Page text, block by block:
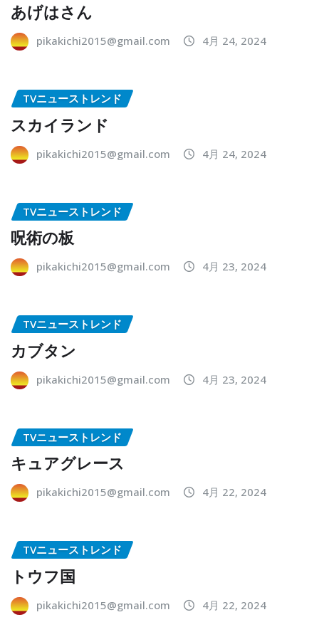
あげはさん
pikakichi2015@gmail.com 4月 24, 2024
TVニューストレンド
スカイランド
pikakichi2015@gmail.com 4月 24, 2024
TVニューストレンド
呪術の板
pikakichi2015@gmail.com 4月 23, 2024
TVニューストレンド
カブタン
pikakichi2015@gmail.com 4月 23, 2024
TVニューストレンド
キュアグレース
pikakichi2015@gmail.com 4月 22, 2024
TVニューストレンド
トウフ国
pikakichi2015@gmail.com 4月 22, 2024